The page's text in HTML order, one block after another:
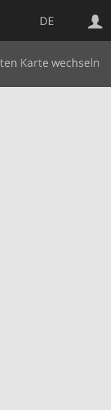
DE
Karte wechseln